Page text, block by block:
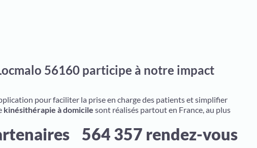
56160 participe à notre impact
pour faciliter la prise en charge des patients et simplifier
kinésithérapie à domicile sont réalisés partout en France, au plus
564 357 rendez-vous